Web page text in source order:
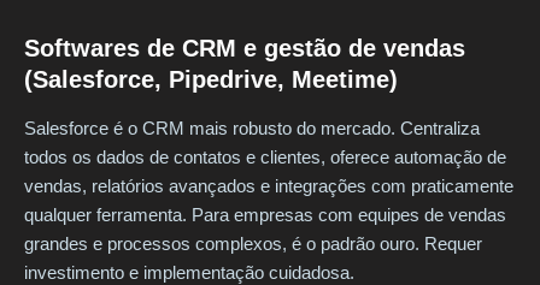
Softwares de CRM e gestão de vendas
(Salesforce, Pipedrive, Meetime)
Salesforce é o CRM mais robusto do mercado. Centraliza
todos os dados de contatos e clientes, oferece automação de
vendas, relatórios avançados e integrações com praticamente
qualquer ferramenta. Para empresas com equipes de vendas
grandes e processos complexos, é o padrão ouro. Requer
investimento e implementação cuidadosa.